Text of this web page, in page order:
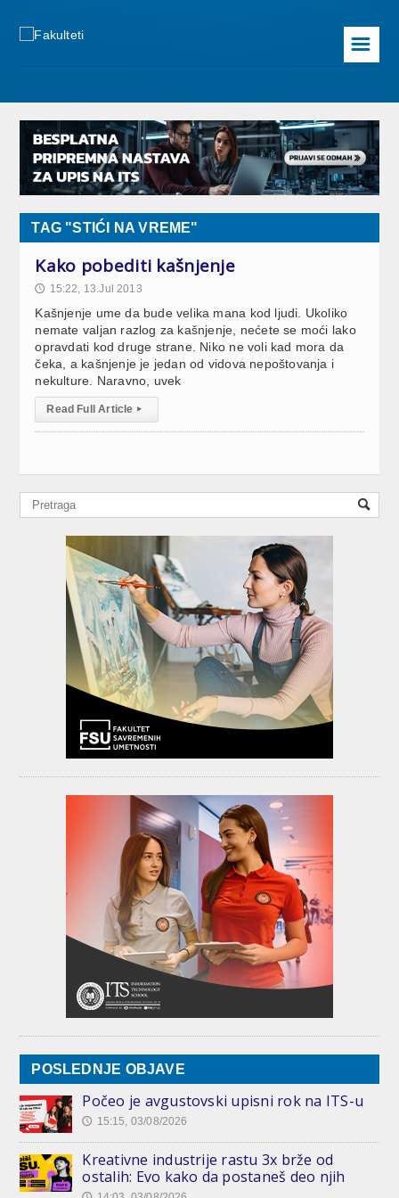
☰
TAG "STIĆI NA VREME"
Kako pobediti kašnjenje
🕔 15:22, 13.Jul 2013
Kašnjenje ume da bude velika mana kod ljudi. Ukoliko
nemate valjan razlog za kašnjenje, nećete se moći lako
opravdati kod druge strane. Niko ne voli kad mora da
čeka, a kašnjenje je jedan od vidova nepoštovanja i
nekulture. Naravno, uvek
Read Full Article ▸
POSLEDNJE OBJAVE
Počeo je avgustovski upisni rok na ITS-u
🕔 15:15, 03/08/2026
Kreativne industrije rastu 3x brže od
ostalih: Evo kako da postaneš deo njih